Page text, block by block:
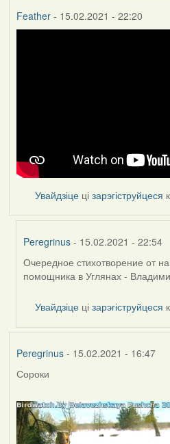
Feather- 15.02.2021 - 22:20
Увайдзіце цізарэгіструйцеся
Peregrinus - 15.02.2021 - 22:54
In
reply
Очередное стихотворение от
помощника в Углянах -
Увайдзіце цізарэгіструйцеся
Peregrinus- 15.02.2021 - 16:47
Сороки